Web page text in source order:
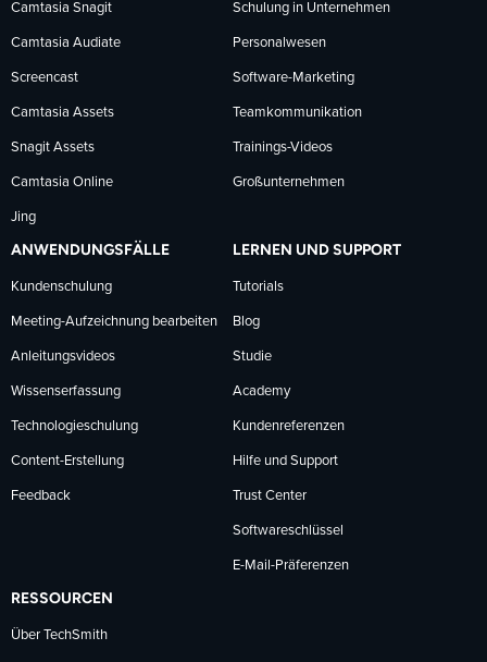
folgen
folgenfolgen
Camtasia Snagit
Camtasia Audiate
Screencast
Camtasia Assets
Snagit Assets
Camtasia Online
Jing
Schulung in Unternehmen
Personalwesen
Software-Marketing
Teamkommunikation
Trainings-Videos
Großunternehmen
ANWENDUNGSFÄLLE
Kundenschulung
Meeting-Aufzeichnung bearbeiten
Anleitungsvideos
Wissenserfassung
Technologieschulung
Content-Erstellung
Feedback
LERNEN UND SUPPORT
Tutorials
Blog
Studie
Academy
Kundenreferenzen
Hilfe und Support
Trust Center
Softwareschlüssel
E-Mail-Präferenzen
RESSOURCEN
Über TechSmith